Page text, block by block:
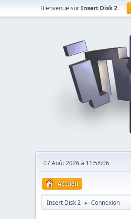
Bienvenue surInsert Disk 2.
07 Août 2026 à 11:58:06
Accueil
Insert Disk 2 ► Connexion